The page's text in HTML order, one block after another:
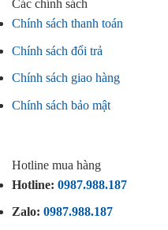
Các chính sách
Chính sách thanh toán
Chính sách đổi trả
Chính sách giao hàng
Chính sách bảo mật
Hotline mua hàng
Hotline: 0987.988.187
Zalo: 0987.988.187